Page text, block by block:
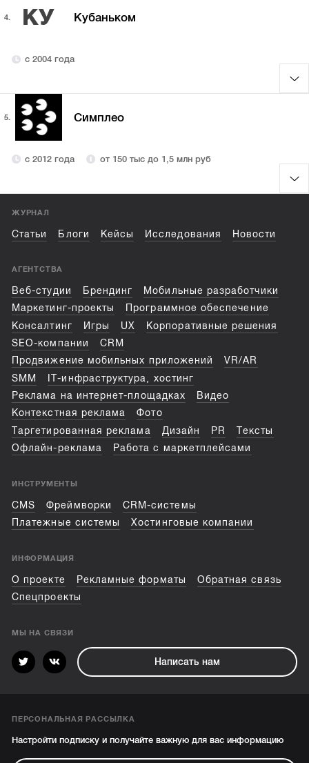
4. КУ Кубаньком
с 2004 года
5. Симплео
с 2012 года от 150 тыс до 1,5 млн руб
ЖУРНАЛ
Статьи Блоги Кейсы Исследования Новости
АГЕНТСТВА
Веб-студии Брендинг
Мобильные разработчики
Маркетинг-проекты
Программное обеспечение
Консалтинг
Игры UX
Корпоративные решения
SEO-компании
CRM
Продвижение мобильных приложений
VR/AR
SMM
IT-инфраструктура, хостинг
Реклама на интернет-площадках
Видео
Контекстная реклама
Фото
Таргетированная реклама
Дизайн PR
Тексты
Офлайн-реклама
Работа с маркетплейсами
ИНСТРУМЕНТЫ
CMS Фреймворки
CRM-системы
Платежные системы
Хостинговые компании
ИНФОРМАЦИЯ
О проекте Рекламные форматы
Обратная связь
Спецпроекты
МЫ НА СВЯЗИ
Написать нам
ПЕРСОНАЛЬНАЯ РАССЫЛКА
Настройти подписку и получайте важную для вас информацию